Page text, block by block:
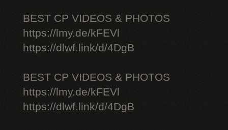
BEST CP VIDEOS & PHOTOS
https://lmy.de/kFEVl
https://dlwf.link/d/4DgB
BEST CP VIDEOS & PHOTOS
https://lmy.de/kFEVl
https://dlwf.link/d/4DgB